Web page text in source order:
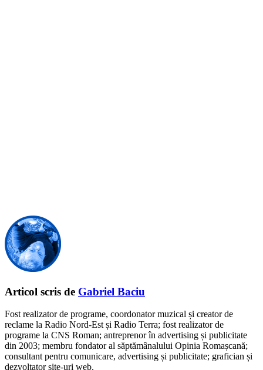
Articol scris de Gabriel Baciu
Fost realizator de programe, coordonator muzical și creator de
reclame la Radio Nord-Est și Radio Terra; fost realizator de
programe la CNS Roman; antreprenor în advertising și publicitate
din 2003; membru fondator al săptămânalului Opinia Romașcană;
consultant pentru comunicare, advertising și publicitate; grafician și
dezvoltator site-uri web.